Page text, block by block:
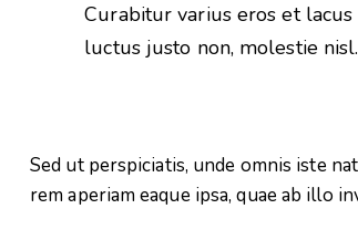
Curabitur varius eros et
luctus justo non, molestie nisl.
Sed ut perspiciatis, unde omnis iste
rem aperiam eaque ipsa, quae ab illo